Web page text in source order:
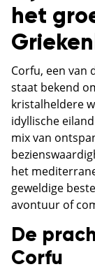
het
Corfu, een van
staat bekend
kristalheldere
idyllische
mix van
het
geweldige
avontuur of
De
Corfu